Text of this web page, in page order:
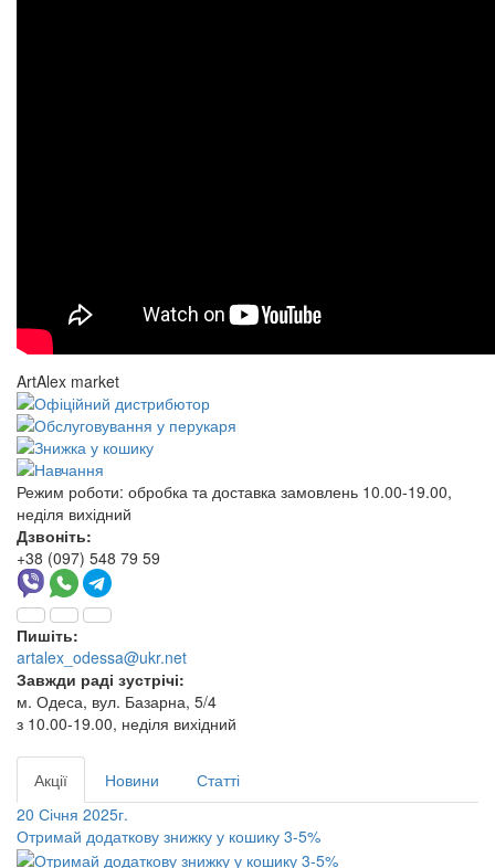
ArtAlex market
Режим роботи: обробка та доставка замовлень 10.00-19.00,
неділя вихідний
Дзвоніть:
+38 (097) 548 79 59
Пишіть:
artalex_odessa@ukr.net
Завжди раді зустрічі:
м. Одеса, вул. Базарна, 5/4
з 10.00-19.00, неділя вихідний
Акції Новини
Статті
20 Січня 2025г.
Отримай додаткову знижку у кошику 3-5%